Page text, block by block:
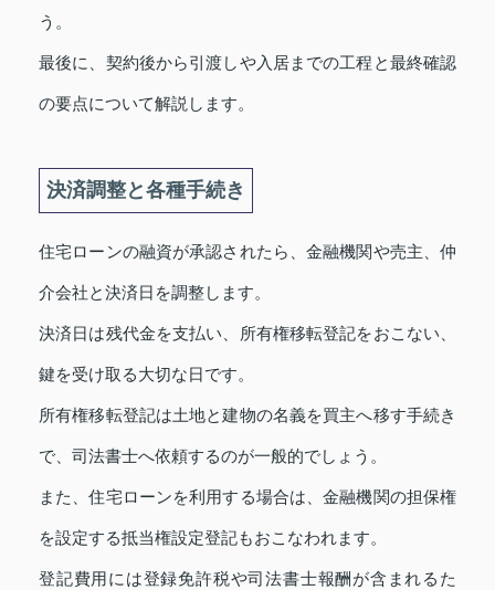
う。
最後に、契約後から引渡しや入居までの工程と最終確認
の要点について解説します。
決済調整と各種手続き
住宅ローンの融資が承認されたら、金融機関や売主、仲
介会社と決済日を調整します。
決済日は残代金を支払い、所有権移転登記をおこない、
鍵を受け取る大切な日です。
所有権移転登記は土地と建物の名義を買主へ移す手続き
で、司法書士へ依頼するのが一般的でしょう。
また、住宅ローンを利用する場合は、金融機関の担保権
を設定する抵当権設定登記もおこなわれます。
登記費用には登録免許税や司法書士報酬が含まれるた